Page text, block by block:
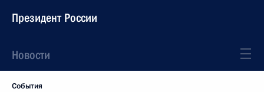
Президент России
Новости
События